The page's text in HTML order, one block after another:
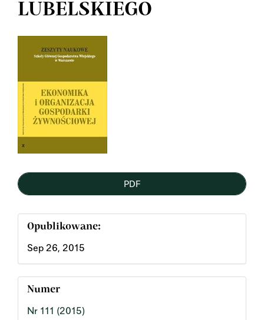
LUBELSKIEGO
Article
Sidebar
PDF
Opublikowane:
Sep 26, 2015
Numer
Nr 111 (2015)